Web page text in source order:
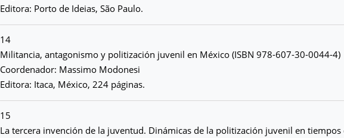
Editora: Porto de Ideias, São Paulo.
14
Militancia, antagonismo y politización juvenil en México (ISBN 978-607-30-0044-4)
Coordenador: Massimo Modonesi
Editora: Itaca, México, 224 páginas.
15
La tercera invención de la juventud. Dinámicas de la politización juvenil en tiempos